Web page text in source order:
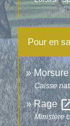
Pour en
Caisse
Rage
Ministère